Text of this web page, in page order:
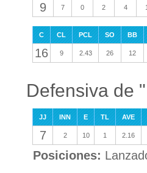
9 7 0 2 4
C CL PCL SO BB
16 9 2.43 26 12
Defensiva de
JJ INN E TL AVE
7 2 10 1 2.16
Posiciones: